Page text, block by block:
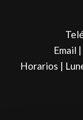
k
Email
Horarios |